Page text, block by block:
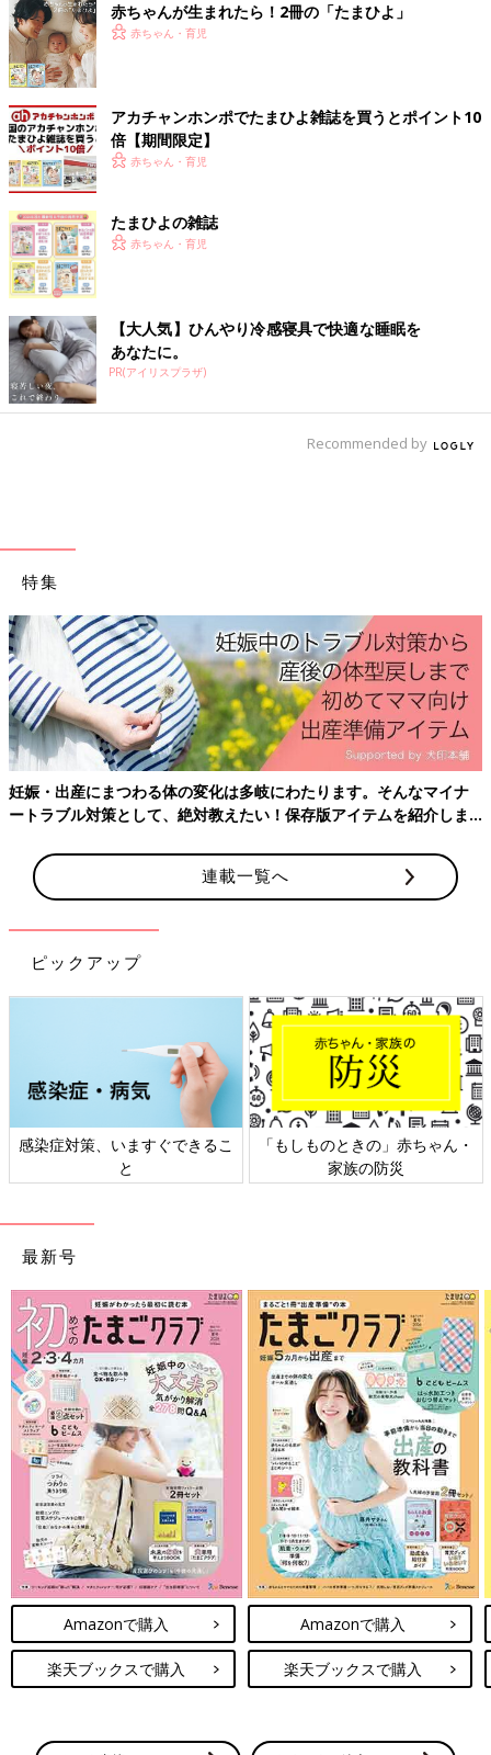
赤ちゃんが生まれたら！2冊の「たまひよ」
赤ちゃん・育児
アカチャンホンポでたまひよ雑誌を買うとポイント10
倍【期間限定】
赤ちゃん・育児
たまひよの雑誌
赤ちゃん・育児
【大人気】ひんやり冷感寝具で快適な睡眠を
あなたに。
PR(アイリスプラザ)
Recommended by
特集
妊娠・出産にまつわる体の変化は多岐にわたります。そんなマイナ
ートラブル対策として、絶対教えたい！保存版アイテムを紹介しま
連載一覧へ
ピックアップ
感染症対策、いますぐできるこ
と
「もしものときの」赤ちゃん・
家族の防災
最新号
Amazonで購入
楽天ブックスで購入
Amazonで購入
楽天ブックスで購入